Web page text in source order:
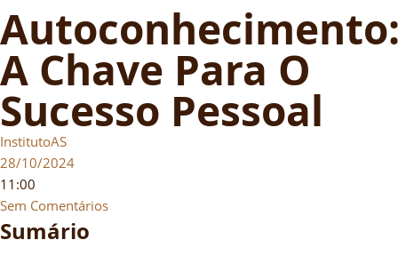
A Chave Para O
Sucesso Pessoal
InstitutoAS
28/10/2024
11:00
Sem Comentários
Sumário